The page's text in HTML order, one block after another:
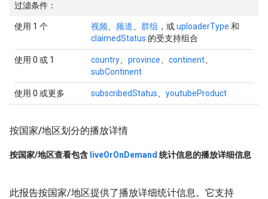
过滤条件：
使用 1 个 视频 频道 群组 ，或uploaderType 和
claimedStatus 的受支持组合
使用 0 或 1 country province continent
subContinent
使用 0 或更多 subscribedStatus youtubeProduct
按国家/地区划分的播放详情
按国家/地区查看包含 liveOrOn Demand 统计信息的播放详细信息
此报告按国家/地区提供了播放详细统计信息。它支持